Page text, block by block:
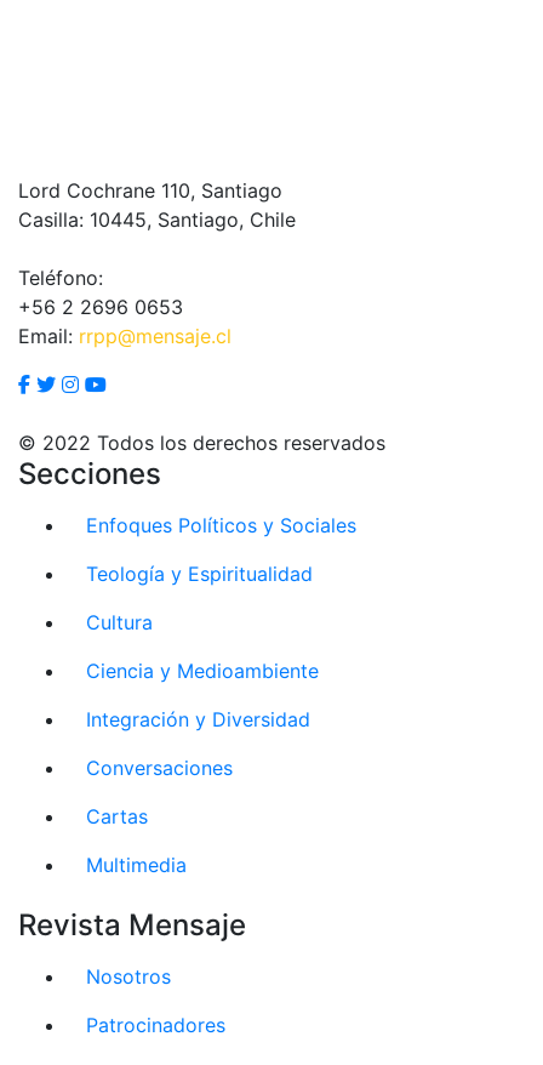
Lord Cochrane 110, Santiago
Casilla: 10445, Santiago, Chile
Teléfono:
+56 2 2696 0653
Email: rrpp@mensaje.cl
© 2022 Todos los derechos reservados
Secciones
Enfoques Políticos y Sociales
Teología y Espiritualidad
Cultura
Ciencia y Medioambiente
Integración y Diversidad
Conversaciones
Cartas
Multimedia
Revista Mensaje
Nosotros
Patrocinadores